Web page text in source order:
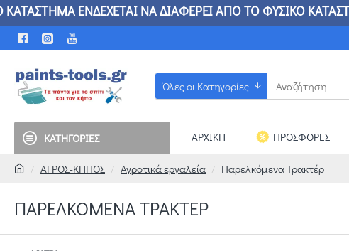
ΕΝΔΕΧΕΤΑΙ ΝΑ ΔΙΑΦΕΡΕΙ ΑΠΟ ΤΟ
Όλες οι Κατηγορίες
ΚΑΤΗΓΟΡΙΕΣ ΑΡΧΙΚΗ ΠΡΟΣΦΟΡΕΣ
ΑΓΡΟΣ-ΚΗΠΟΣ Αγροτικά εργαλεία Παρελκόμενα Τρακτέρ
ΠΑΡΕΛΚΌΜΕΝΑ ΤΡΑΚΤΈΡ